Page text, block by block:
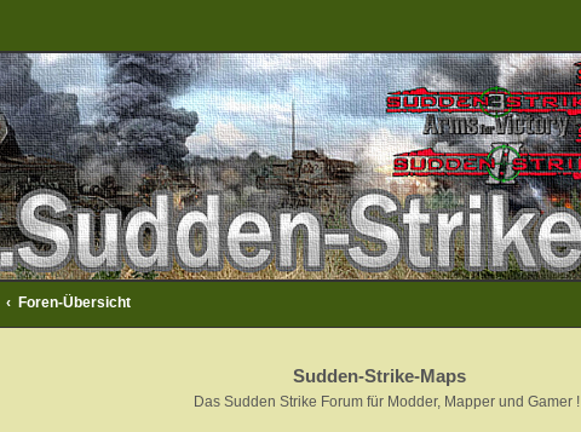
Foren-Übersicht
Sudden-Strike-Maps
Das Sudden Strike Forum für Modder, Mapper und Gamer !